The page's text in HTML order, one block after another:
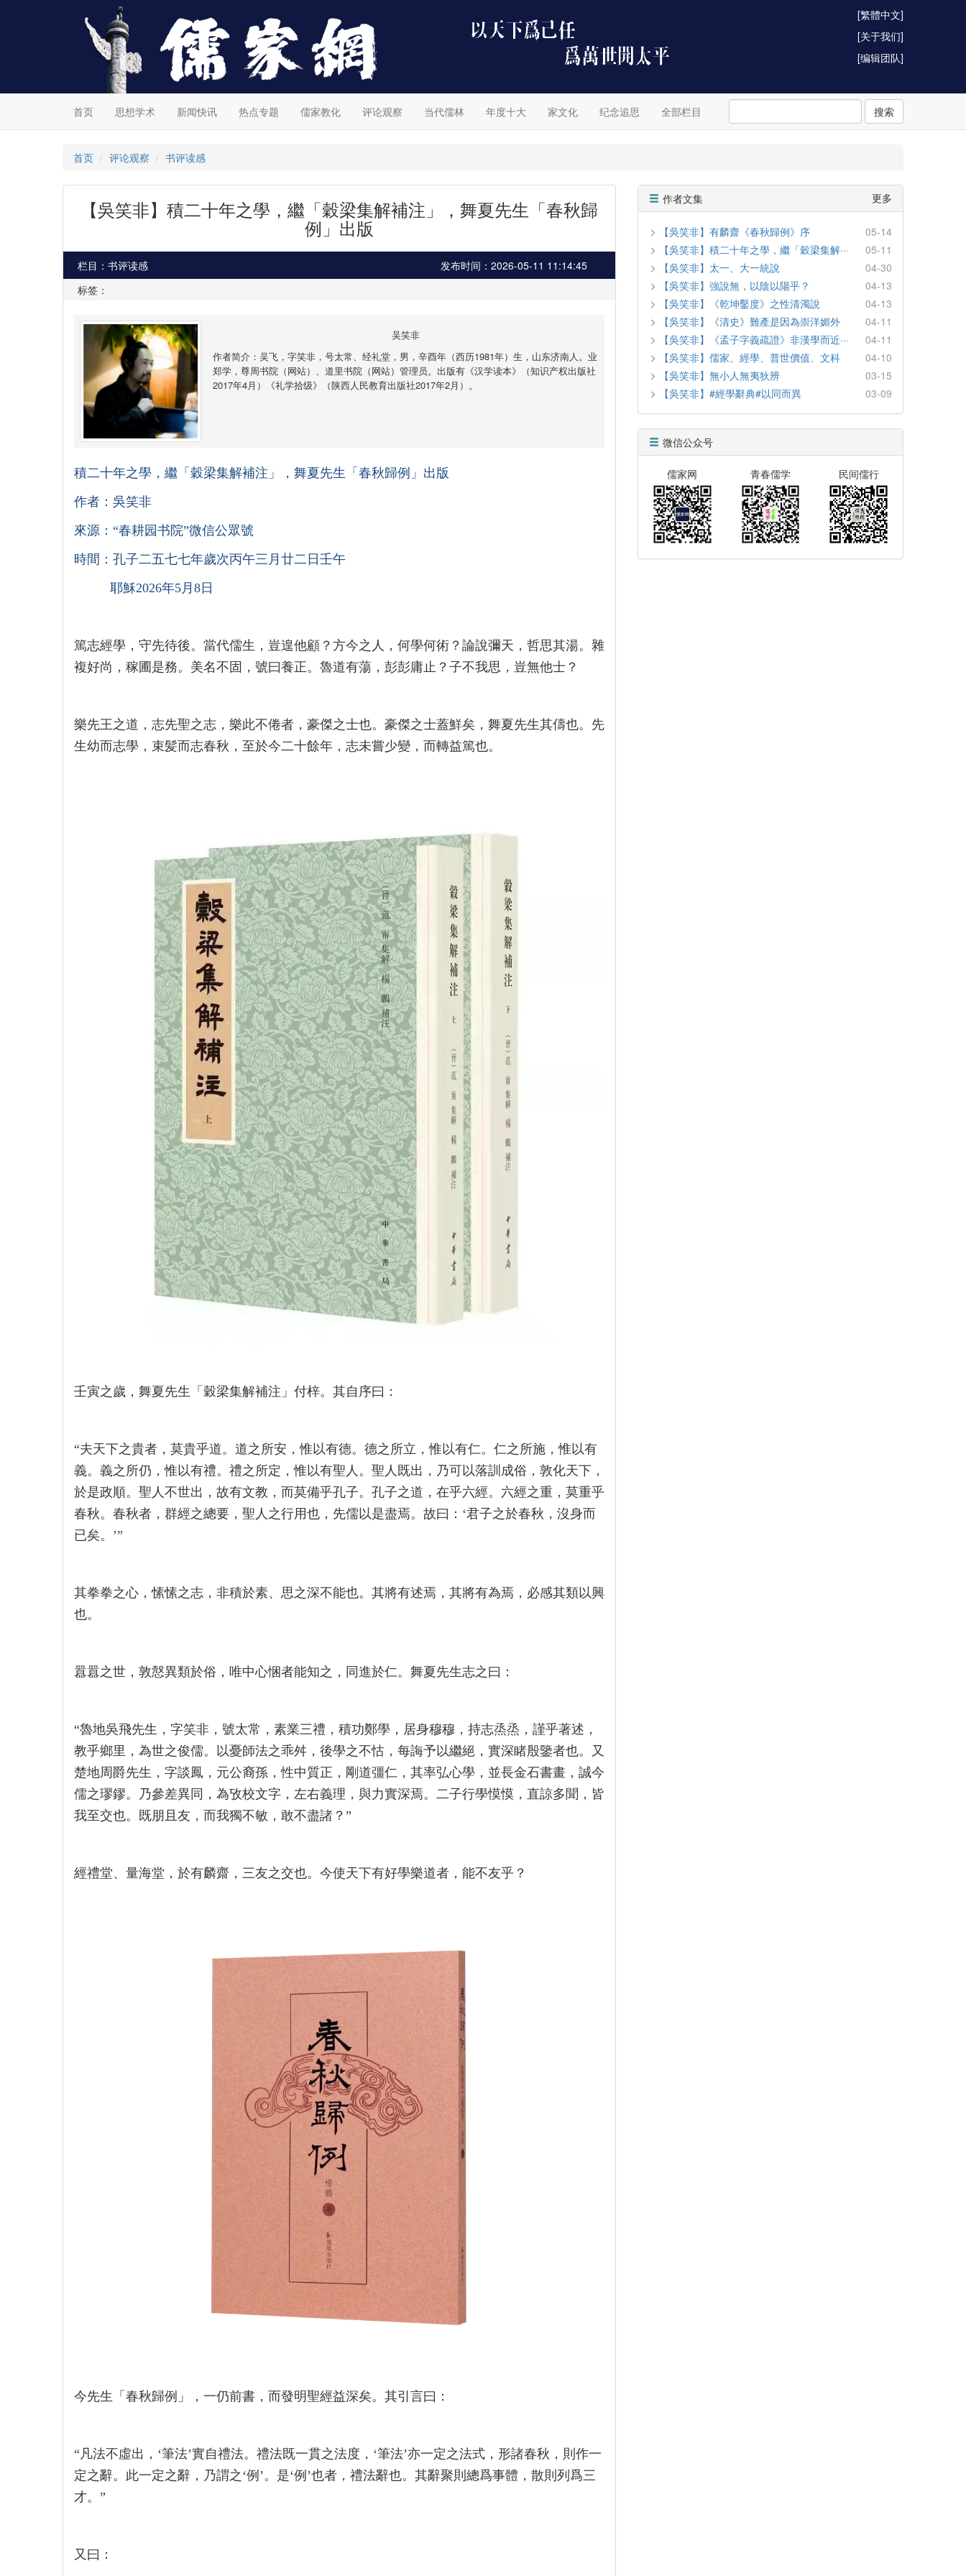
[繁體中文]
[关于我们]
[编辑团队]
首页 思想学术 新闻快讯 热点专题 儒家教化 评论观察 当代儒林 年度十大 家文化 纪念追思 全部栏目 搜索
首页 评论观察 书评读感
【吳笑非】積二十年之學，繼「穀梁集解補注」，舞夏先生「春秋歸
例」出版
栏目：书评读感
发布时间：2026-05-11 11:14:45
标签：
吴笑非
作者简介：吴飞，字笑非，号太常、经礼堂，男，辛酉年（西历1981年）生，山东济南人。业
郑学，尊周书院（网站）、道里书院（网站）管理员。出版有《汉学读本》（知识产权出版社
2017年4月）《礼学拾级》（陕西人民教育出版社2017年2月）。
積二十年之學，繼「穀梁集解補注」，舞夏先生「春秋歸例」出版
作者：吳笑非
來源：“春耕园书院”微信公眾號
時間：孔子二五七七年歲次丙午三月廿二日壬午
耶穌2026年5月8日
篤志經學，守先待後。當代儒生，豈遑他顧？方今之人，何學何術？論說彌天，哲思其湯。雜
複好尚，稼圃是務。美名不固，號曰養正。魯道有蕩，彭彭庸止？子不我思，豈無他士？
樂先王之道，志先聖之志，樂此不倦者，豪傑之士也。豪傑之士蓋鮮矣，舞夏先生其儔也。先
生幼而志學，束髪而志春秋，至於今二十餘年，志未嘗少變，而轉益篤也。
壬寅之歲，舞夏先生「穀梁集解補注」付梓。其自序曰：
“夫天下之貴者，莫貴乎道。道之所安，惟以有德。德之所立，惟以有仁。仁之所施，惟以有
義。義之所仍，惟以有禮。禮之所定，惟以有聖人。聖人既出，乃可以落訓成俗，敦化天下，
於是政順。聖人不世出，故有文教，而莫備乎孔子。孔子之道，在乎六經。六經之重，莫重乎
春秋。春秋者，群經之總要，聖人之行用也，先儒以是盡焉。故曰：‘君子之於春秋，沒身而
已矣。’”
其拳拳之心，愫愫之志，非積於素、思之深不能也。其將有述焉，其將有為焉，必感其類以興
也。
囂囂之世，敦慤異類於俗，唯中心悃者能知之，同進於仁。舞夏先生志之曰：
“魯地吳飛先生，字笑非，號太常，素業三禮，積功鄭學，居身穆穆，持志烝烝，謹乎著述，
教乎鄉里，為世之俊儒。以憂師法之乖舛，後學之不怙，每誨予以繼絕，實深睹殷鑒者也。又
楚地周爵先生，字談鳳，元公裔孫，性中質正，剛道彊仁，其率弘心學，並長金石書畫，誠今
儒之璆鏐。乃參差異同，為攷校文字，左右義理，與力實深焉。二子行學慔慔，直諒多聞，皆
我至交也。既朋且友，而我獨不敏，敢不盡諸？”
經禮堂、量海堂，於有麟齋，三友之交也。今使天下有好學樂道者，能不友乎？
今先生「春秋歸例」，一仍前書，而發明聖經益深矣。其引言曰：
“凡法不虛出，‘筆法’實自禮法。禮法既一貫之法度，‘筆法’亦一定之法式，形諸春秋，則作一
定之辭。此一定之辭，乃謂之‘例’。是‘例’也者，禮法辭也。其辭聚則總爲事體，散則列爲三
才。”
又曰：
作者文集 更多
【吳笑非】有麟齋《春秋歸例》序
05-14
【吳笑非】積二十年之學，繼「穀梁集解···
05-11
【吳笑非】太一、大一統說
04-30
【吳笑非】強說無，以陰以陽乎？
04-13
【吳笑非】《乾坤鑿度》之性清濁說
04-13
【吳笑非】《清史》難產是因為崇洋媚外
04-11
【吳笑非】《孟子字義疏證》非漢學而近···
04-11
【吳笑非】儒家、經學、普世價值、文科
04-10
【吳笑非】無小人無夷狄辨
03-15
【吳笑非】#經學辭典#以同而異
03-09
微信公众号
儒家网 青春儒学 民间儒行